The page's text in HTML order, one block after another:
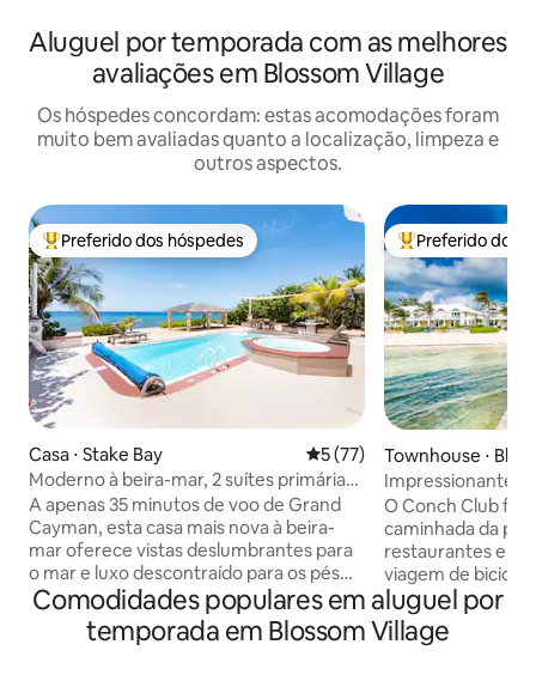
Aluguel por temporada com as melhores
avaliações em Blossom Village
Os hóspedes concordam: estas acomodações foram
muito bem avaliadas quanto a localização, limpeza e
outros aspectos.
Entre os melhores preferidos dos hóspedes
Preferido dos hóspedes
Casa ⋅ Stake Bay 5 de uma avaliação média
5 (77)
Moderno à beira-mar, 2 suítes primárias,
acomoda 6, piscina
A apenas 35 minutos de voo de Grand
Cayman, esta casa mais nova à beira-
mar oferece vistas deslumbrantes para
o mar e luxo descontraído para os pés
descalços. Janelas grandes e um layout
aberto exibem a piscina e o Mar do
Caribe, conectando a cozinha, a sala de
Entre os
Preferido dos
Townhouse ⋅
Impressionante
Bedroom Beach
O Conch Club
caminhada da
restaurantes e
viagem de
O Conch Club
piscinas,
uma doca e
Comodidades populares em aluguel por
temporada em Blossom Village